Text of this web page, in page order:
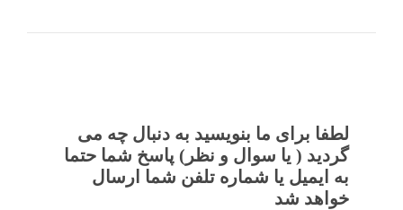
لطفا برای ما بنویسید به دنبال چه می
گردید ( یا سوال و نظر) پاسخ شما حتما
به ایمیل یا شماره تلفن شما ارسال
خواهد شد